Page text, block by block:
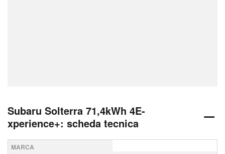
Subaru Solterra 71,4kWh 4E-
xperience+: scheda tecnica
MARCA